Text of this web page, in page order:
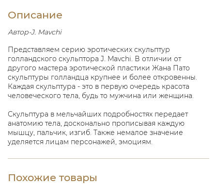
Описание
Автор-J. Mavchi
Представляем серию эротических скульптур
голландского скульптора J. Mavchi. В отличии от
другого мастера эротической пластики Жана Пато
скульптуры голландца крупнее и более откровенны.
Каждая скульптура - это в первую очередь красота
человеческого тела, будь то мужчина или женщина.
Скульптура в мельчайших подробностях передает
анатомию тела, досконально прописывая каждую
мышцу, пальчик, изгиб. Также немалое значение
уделяется лицам персонажей, эмоциям.
Похожие товары